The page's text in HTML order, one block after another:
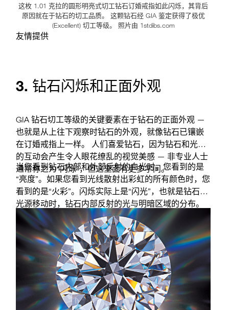
这枚 1.01 克拉的圆形明亮式切工钻石订婚戒指如此闪烁，其背后
原因就在于钻石的切工品质。 这颗钻石经 GIA 鉴定获得了极优
(Excellent) 切工等级。 照片由 1stdibs.com
友情提供
3. 钻石闪烁和正面外观
GIA 钻石切工等级的关键要素在于钻石的正面外观 —
也就是从上往下观察时钻石的外观，就像钻石已镶嵌
在订婚戒指上一样。 人们喜爱钻石，因为钻石和光线
的互动会产生令人眼花缭乱的视觉美感 — 非专业人士
通常称之为“闪烁”，但这里面有更多学问。
当您看到钻石内部和外部反射的白光时，您看到的是
“亮度”。如果您看到光线散射出彩虹的所有颜色时，您
看到的是“火彩”。闪烁实际上是“闪光”，也就是钻石或
光源移动时，钻石内部反射的光与明暗区域的分布。
您眼中的“闪烁”其实是这三个因素的整体视觉效果。
GIA 切工等级包括对钻石以上各种属性表现的评估。